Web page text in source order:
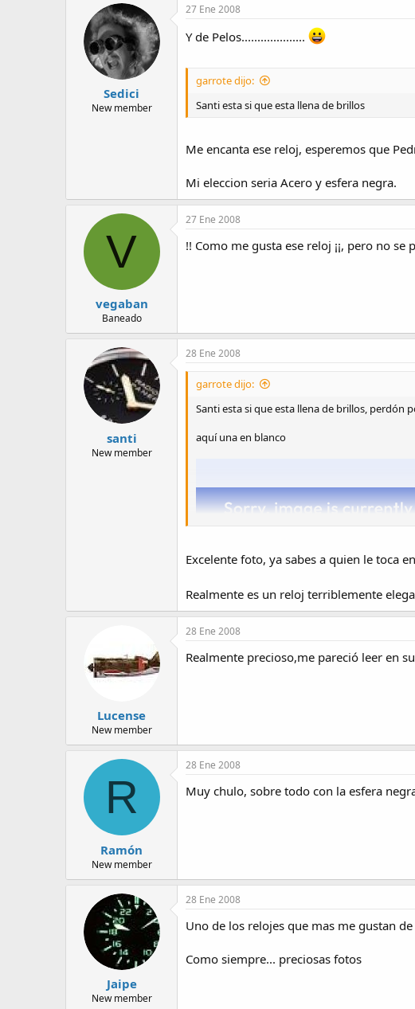
Sedici
New member
27 Ene 2008
Y de Pelos....................
garrote dijo:
Santi esta si que esta llena de brillos
Me encanta ese reloj, esperemos que
Mi eleccion seria Acero y esfera negra.
V
vegaban
Baneado
27 Ene 2008
!! Como me gusta ese reloj ¡¡, pero no se
santi
New member
28 Ene 2008
garrote dijo:
Santi esta si que esta llena de brillos, perdón
aquí una en blanco
Excelente foto, ya sabes a quien le toca
Realmente es un reloj terriblemente
Lucense
New member
28 Ene 2008
Realmente precioso,me pareció leer en
R
Ramón
New member
28 Ene 2008
Muy chulo, sobre todo con la esfera
Jaipe
New member
28 Ene 2008
Uno de los relojes que mas me gustan
Como siempre... preciosas fotos